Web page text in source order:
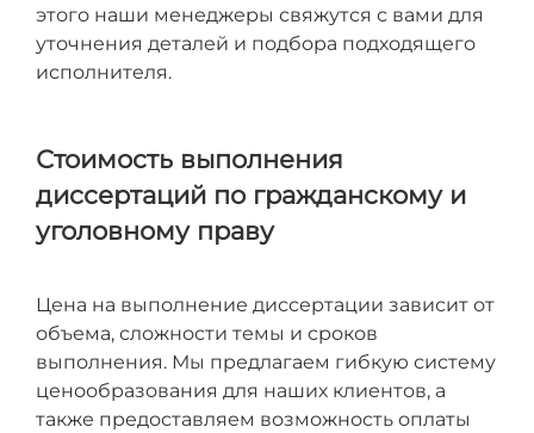
этого наши менеджеры свяжутся с вами для
уточнения деталей и подбора подходящего
исполнителя.
Стоимость выполнения
диссертаций по гражданскому и
уголовному праву
Цена на выполнение диссертации зависит от
объема, сложности темы и сроков
выполнения. Мы предлагаем гибкую систему
ценообразования для наших клиентов, а
также предоставляем возможность оплаты